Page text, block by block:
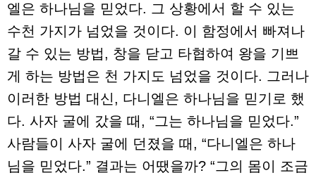
엘은 하나님을 믿었다. 그 상황에서 할 수 있는
수천 가지가 넘었을 것이다. 이 함정에서 빠져나
갈 수 있는 방법, 창을 닫고 타협하여 왕을 기쁘
게 하는 방법은 천 가지도 넘었을 것이다. 그러나
이러한 방법 대신, 다니엘은 하나님을 믿기로 했
다. 사자 굴에 갔을 때, “그는 하나님을 믿었다.”
사람들이 사자 굴에 던졌을 때, “다니엘은 하나
님을 믿었다.” 결과는 어땠을까? “그의 몸이 조금